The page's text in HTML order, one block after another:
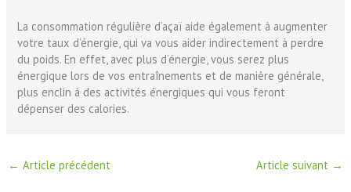
La consommation régulière d’açaï aide également à augmenter
votre taux d’énergie, qui va vous aider indirectement à perdre
du poids. En effet, avec plus d’énergie, vous serez plus
énergique lors de vos entraînements et de manière générale,
plus enclin à des activités énergiques qui vous feront
dépenser des calories.
← Article précédent Article suivant →